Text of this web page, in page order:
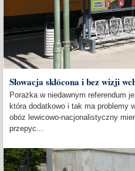
Słowacja skłócona i bez wizji
Porażka w niedawnym referendum
która dodatkowo i tak ma problemy
obóz lewicowo-nacjonalistyczny
przepyc...